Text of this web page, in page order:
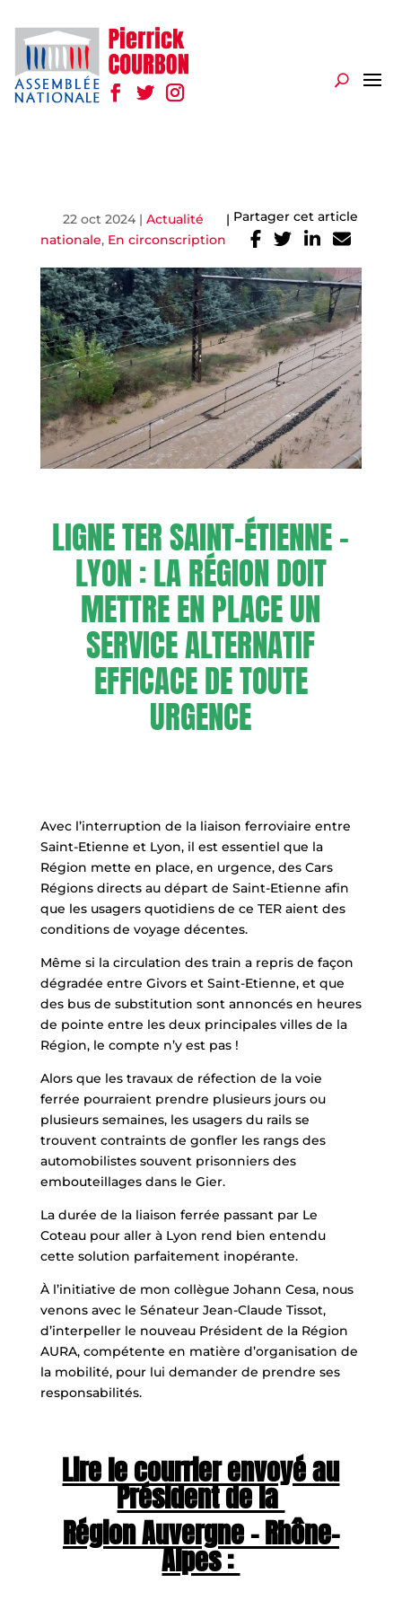
22 oct 2024| Actualité
nationale, En circonscription
| Partager cet article
LIGNE TER SAINT-ÉTIENNE –
LYON : LA RÉGION DOIT
METTRE EN PLACE UN
SERVICE ALTERNATIF
EFFICACE DE TOUTE
URGENCE
Avec l’interruption de la liaison ferroviaire entre
Saint-Etienne et Lyon, il est essentiel que la
Région mette en place, en urgence, des Cars
Régions directs au départ de Saint-Etienne afin
que les usagers quotidiens de ce TER aient des
conditions de voyage décentes.
Même si la circulation des train a repris de façon
dégradée entre Givors et Saint-Etienne, et que
des bus de substitution sont annoncés en heures
de pointe entre les deux principales villes de la
Région, le compte n’y est pas !
Alors que les travaux de réfection de la voie
ferrée pourraient prendre plusieurs jours ou
plusieurs semaines, les usagers du rails se
trouvent contraints de gonfler les rangs des
automobilistes souvent prisonniers des
embouteillages dans le Gier.
La durée de la liaison ferrée passant par Le
Coteau pour aller à Lyon rend bien entendu
cette solution parfaitement inopérante.
À l’initiative de mon collègue Johann Cesa, nous
venons avec le Sénateur Jean-Claude Tissot,
d’interpeller le nouveau Président de la Région
AURA, compétente en matière d’organisation de
la mobilité, pour lui demander de prendre ses
responsabilités.
Lire le courrier envoyé au
Président de la
Région Auvergne – Rhône-
Alpes :